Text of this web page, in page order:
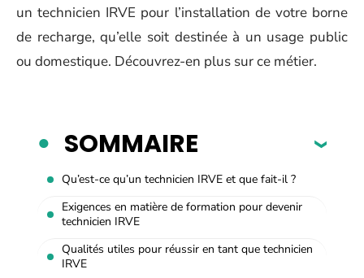
un technicien IRVE pour l’installation de votre borne
de recharge, qu’elle soit destinée à un usage public
ou domestique. Découvrez-en plus sur ce métier.
SOMMAIRE
Qu’est-ce qu’un technicien IRVE et que fait-il ?
Exigences en matière de formation pour devenir
technicien IRVE
Qualités utiles pour réussir en tant que technicien
IRVE